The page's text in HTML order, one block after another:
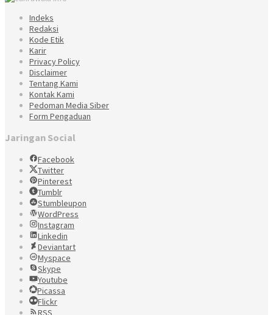
Indeks
Redaksi
Kode Etik
Karir
Privacy Policy
Disclaimer
Tentang Kami
Kontak Kami
Pedoman Media Siber
Form Pengaduan
Jaringan Social
Facebook
Twitter
Pinterest
Tumblr
Stumbleupon
WordPress
Instagram
Linkedin
Deviantart
Myspace
Skype
Youtube
Picassa
Flickr
RSS